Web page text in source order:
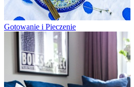
Gotowanie i Pieczenie